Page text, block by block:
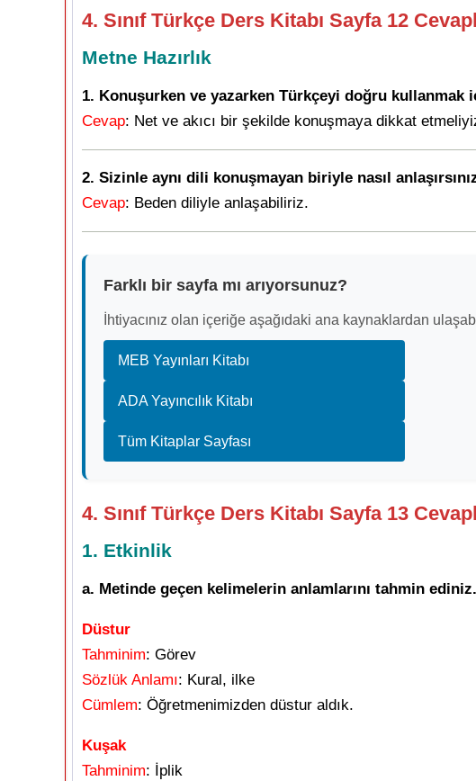
4. Sınıf Türkçe Ders Kitabı Sayfa 12
Metne Hazırlık
1. Konuşurken ve yazarken Türkçeyi doğru kullanmak
Cevap: Net ve akıcı bir şekilde konuşmaya dikkat
2. Sizinle aynı dili konuşmayan biriyle nasıl
Cevap: Beden diliyle anlaşabiliriz.
Farklı bir sayfa mı arıyorsunuz?
İhtiyacınız olan içeriğe aşağıdaki ana kaynaklardan
MEB Yayınları Kitabı
ADA Yayıncılık Kitabı
Tüm Kitaplar Sayfası
4. Sınıf Türkçe Ders Kitabı Sayfa 13
1. Etkinlik
a. Metinde geçen kelimelerin anlamlarını tahmin
Düstur
Tahminim: Görev
Sözlük Anlamı: Kural, ilke
Cümlem: Öğretmenimizden düstur aldık.
Kuşak
Tahminim: İplik